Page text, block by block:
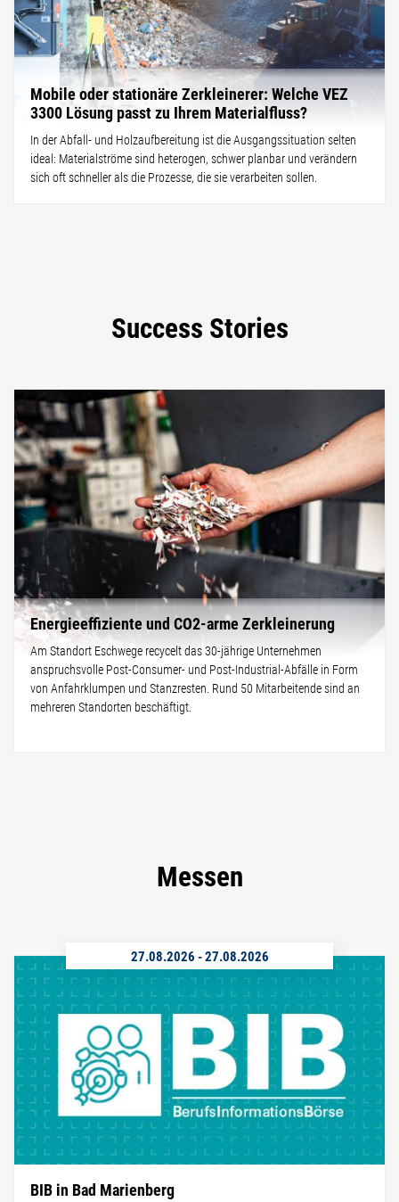
Mobile oder stationäre Zerkleinerer: Welche VEZ
3300 Lösung passt zu Ihrem Materialfluss?
In der Abfall- und Holzaufbereitung ist die Ausgangssituation selten
ideal: Materialströme sind heterogen, schwer planbar und verändern
sich oft schneller als die Prozesse, die sie verarbeiten sollen.
Success Stories
Energieeffiziente und CO2-arme Zerkleinerung
Am Standort Eschwege recycelt das 30-jährige Unternehmen
anspruchsvolle Post-Consumer- und Post-Industrial-Abfälle in Form
von Anfahrklumpen und Stanzresten. Rund 50 Mitarbeitende sind an
mehreren Standorten beschäftigt.
Messen
27.08.2026 -27.08.2026
BIB in Bad Marienberg